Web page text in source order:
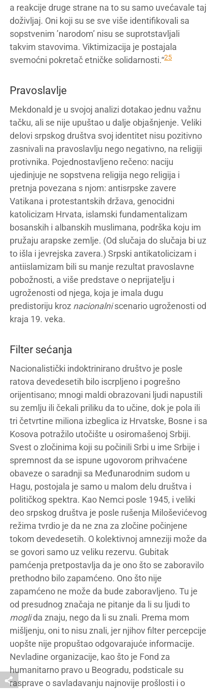
a reakcije druge strane na to su samo uvećavale taj
doživljaj. Oni koji su se sve više identifikovali sa
sopstvenim ’narodom’ nisu se suprotstavljali
takvim stavovima. Viktimizacija je postajala
svemoćni pokretač etničke solidarnosti.“25
Pravoslavlje
Mekdonald je u svojoj analizi dotakao jednu važnu
tačku, ali se nije upuštao u dalje objašnjenje. Veliki
delovi srpskog društva svoj identitet nisu pozitivno
zasnivali na pravoslavlju nego negativno, na religiji
protivnika. Pojednostavljeno rečeno: naciju
ujedinjuje ne sopstvena religija nego religija i
pretnja povezana s njom: antisrpske zavere
Vatikana i protestantskih država, genocidni
katolicizam Hrvata, islamski fundamentalizam
bosanskih i albanskih muslimana, podrška koju im
pružaju arapske zemlje. (Od slučaja do slučaja bi uz
to išla i jevrejska zavera.) Srpski antikatolicizam i
antiislamizam bili su manje rezultat pravoslavne
pobožnosti, a više predstave o neprijatelju i
ugroženosti od njega, koja je imala dugu
predistoriju kroz nacionalniscenario ugroženosti od
kraja 19. veka.
Filter sećanja
Nacionalistički indoktrinirano društvo je posle
ratova devedesetih bilo iscrpljeno i pogrešno
orijentisano; mnogi maldi obrazovani ljudi napustili
su zemlju ili čekali priliku da to učine, dok je pola ili
tri četvrtine miliona izbeglica iz Hrvatske, Bosne i sa
Kosova potražilo utočište u osiromašenoj Srbiji.
Svest o zločinima koji su počinili Srbi u ime Srbije i
spremnost da se ispune ugovorom prihvaćene
obaveze o saradnji sa Međunarodnim sudom u
Hagu, postojala je samo u malom delu društva i
političkog spektra. Kao Nemci posle 1945, i veliki
deo srpskog društva je posle rušenja Miloševićevog
režima tvrdio je da ne zna za zločine počinjene
tokom devedesetih. O kolektivnoj amneziji može da
se govori samo uz veliku rezervu. Gubitak
pamćenja pretpostavlja da je ono što se zaboravilo
prethodno bilo zapamćeno. Ono što nije
zapamćeno ne može da bude zaboravljeno. Tu je
od presudnog značaja ne pitanje da li su ljudi to
moglida znaju, nego da li su znali. Prema mom
mišljenju, oni to nisu znali, jer njihov filter percepcije
uopšte nije propuštao odgovarajuće informacije.
Nevladine organizacije, kao što je Fond za
humanitarno pravo u Beogradu, podsticale su
rasprave o savladavanju najnovije prošlosti i o